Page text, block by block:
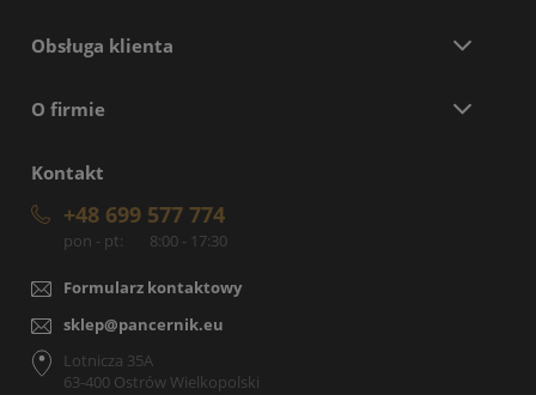
Obsługa klienta
O firmie
Kontakt
+48 699 577 774
pon - pt: 8:00 - 17:30
Formularz kontaktowy
sklep@pancernik.eu
Lotnicza 35A
63-400 Ostrów Wielkopolski